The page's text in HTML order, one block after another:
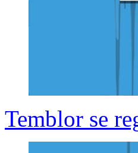
Temblor se